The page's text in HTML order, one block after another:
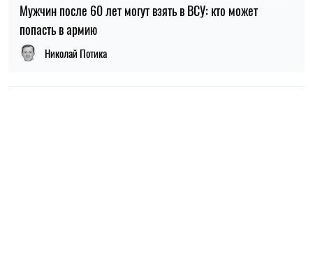
Мужчин после 60 лет могут взять в ВСУ: кто может
попасть в армию
Николай Потика